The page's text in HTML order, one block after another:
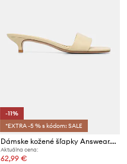
-11%
*EXTRA -5 % s kódom: SALE
Dámske kožené šľapky Answear.LAB z kolekcie Unscripted
Aktuálna cena:
62,99 €